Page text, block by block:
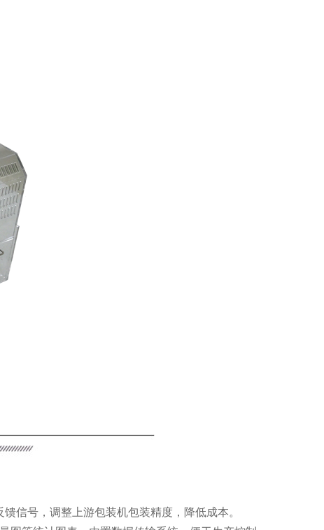
信号，调整上游包装机包装精度，降低成本。